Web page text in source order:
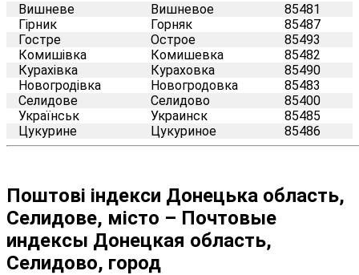
Вишневе Вишневое
85481
Гірник
Горняк
85487
Гостре
Острое
85493
Комишівка
Комишевка
85482
Курахівка
Кураховка
85490
Новогродівка
Новогродовка
85483
Селидове
Селидово
85400
Українськ
Украинск
85485
Цукурине
Цукуриное 85486
Поштові індекси Донецька область,
Селидове, місто – Почтовые
индексы Донецкая область,
Селидово, город